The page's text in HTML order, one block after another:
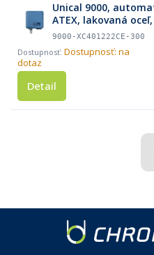
Unical 9000,
ATEX, lakovaná
vrátane dávkovacích
ochranné skrine
9000-XC401222CE-300
Dostupnosť: na
dotaz
Detail